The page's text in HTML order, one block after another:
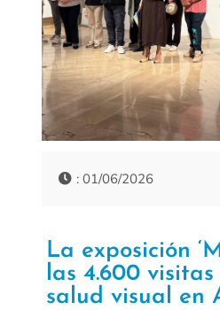
: 01/06/2026
La exposición
las 4.600
salud visual en